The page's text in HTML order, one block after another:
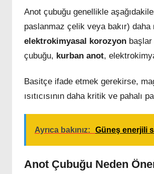
Anot çubuğu genellikle
paslanmaz çelik veya bakır) daha
elektrokimyasal korozyon başlar
çubuğu, kurban anot,
Basitçe ifade etmek gerekirse,
ısıtıcısının daha kritik ve pahalı
Ayrıca bakınız: Güneş enerjili
Anot Çubuğu Neden